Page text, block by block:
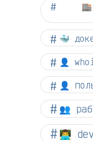
🐳
👤
👤
👥
👨‍💻